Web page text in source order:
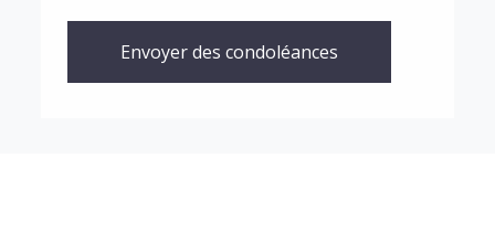
Envoyer des condoléances